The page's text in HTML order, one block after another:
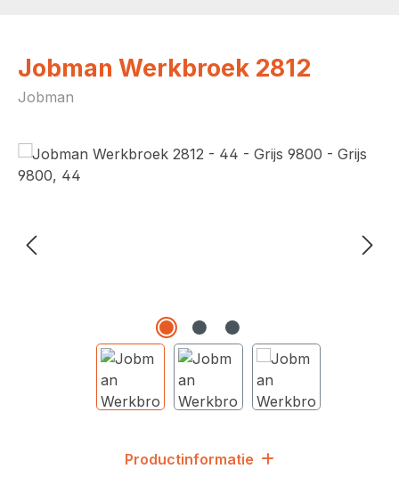
Jobman Werkbroek 2812
Jobman
Afbeeldingengalerij overslaan
Productinformatie